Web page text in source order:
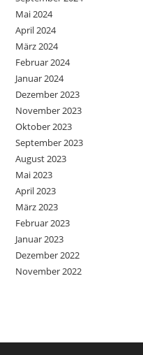
Mai 2024
April 2024
März 2024
Februar 2024
Januar 2024
Dezember 2023
November 2023
Oktober 2023
September 2023
August 2023
Mai 2023
April 2023
März 2023
Februar 2023
Januar 2023
Dezember 2022
November 2022